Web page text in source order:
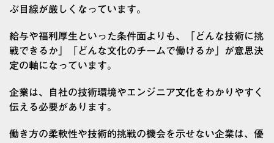
ぶ目線が厳しくなっています。
給与や福利厚生といった条件面よりも、「どんな技術に挑
戦できるか」「どんな文化のチームで働けるか」が意思決
定の軸になっています。
企業は、自社の技術環境やエンジニア文化をわかりやすく
伝える必要があります。
働き方の柔軟性や技術的挑戦の機会を示せない企業は、優